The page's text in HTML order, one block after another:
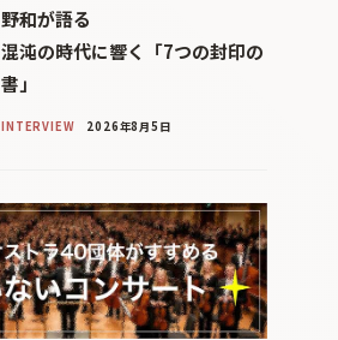
野和が語る
混沌の時代に響く「7つの封印の
書」
INTERVIEW 2026年8月5日